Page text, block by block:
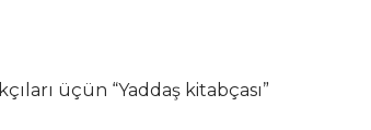
üçün “Yaddaş kitabçası”